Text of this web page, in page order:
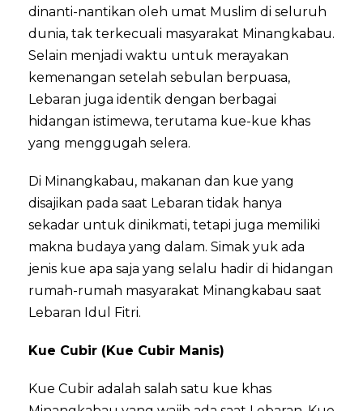
dinanti-nantikan oleh umat Muslim di seluruh
dunia, tak terkecuali masyarakat Minangkabau.
Selain menjadi waktu untuk merayakan
kemenangan setelah sebulan berpuasa,
Lebaran juga identik dengan berbagai
hidangan istimewa, terutama kue-kue khas
yang menggugah selera.
Di Minangkabau, makanan dan kue yang
disajikan pada saat Lebaran tidak hanya
sekadar untuk dinikmati, tetapi juga memiliki
makna budaya yang dalam. Simak yuk ada
jenis kue apa saja yang selalu hadir di hidangan
rumah-rumah masyarakat Minangkabau saat
Lebaran Idul Fitri.
Kue Cubir (Kue Cubir Manis)
Kue Cubir adalah salah satu kue khas